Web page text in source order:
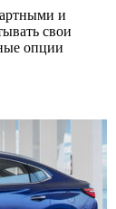
и
свои
опции